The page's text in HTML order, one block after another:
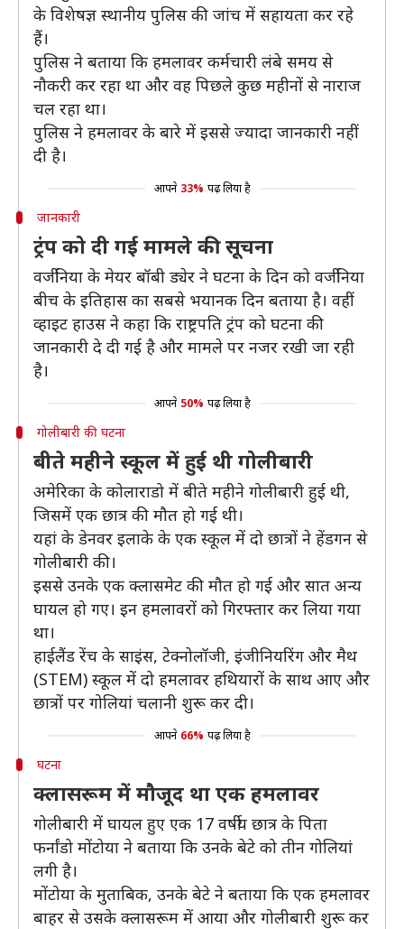
के विशेषज्ञ स्थानीय पुलिस की जांच में सहायता कर रहे
हैं।
पुलिस ने बताया कि हमलावर कर्मचारी लंबे समय से
नौकरी कर रहा था और वह पिछले कुछ महीनों से नाराज
चल रहा था।
पुलिस ने हमलावर के बारे में इससे ज्यादा जानकारी नहीं
दी है।
आपने 33% पढ़ लिया है
जानकारी
ट्रंप को दी गई मामले की सूचना
वर्जीनिया के मेयर बॉबी ड्येर ने घटना के दिन को वर्जीनिया
बीच के इतिहास का सबसे भयानक दिन बताया है। वहीं
व्हाइट हाउस ने कहा कि राष्ट्रपति ट्रंप को घटना की
जानकारी दे दी गई है और मामले पर नजर रखी जा रही
है।
आपने 50% पढ़ लिया है
गोलीबारी की घटना
बीते महीने स्कूल में हुई थी गोलीबारी
अमेरिका के कोलाराडो में बीते महीने गोलीबारी हुई थी,
जिसमें एक छात्र की मौत हो गई थी।
यहां के डेनवर इलाके के एक स्कूल में दो छात्रों ने हेंडगन से
गोलीबारी की।
इससे उनके एक क्लासमेट की मौत हो गई और सात अन्य
घायल हो गए। इन हमलावरों को गिरफ्तार कर लिया गया
था।
हाईलैंड रेंच के साइंस, टेक्नोलॉजी, इंजीनियरिंग और मैथ
(STEM) स्कूल में दो हमलावर हथियारों के साथ आए और
छात्रों पर गोलियां चलानी शुरू कर दी।
आपने 66% पढ़ लिया है
घटना
क्लासरूम में मौजूद था एक हमलावर
गोलीबारी में घायल हुए एक 17 वर्षीय छात्र के पिता
फर्नांडो मोंटोया ने बताया कि उनके बेटे को तीन गोलियां
लगी है।
मोंटोया के मुताबिक, उनके बेटे ने बताया कि एक हमलावर
बाहर से उसके क्लासरूम में आया और गोलीबारी शुरू कर